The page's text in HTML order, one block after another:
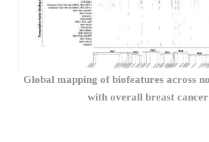
Global mapping of biofeatures across
with overall breast